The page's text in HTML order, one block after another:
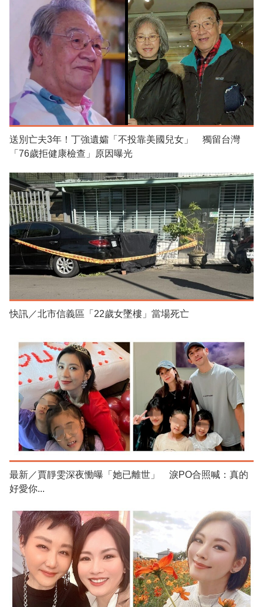
送別亡夫3年！丁強遺孀「不投靠美國兒女」 獨留台灣
「76歲拒健康檢查」原因曝光
快訊／北市信義區「22歲女墜樓」當場死亡
最新／賈靜雯深夜慟曝「她已離世」 淚PO合照喊：真的
好愛你...